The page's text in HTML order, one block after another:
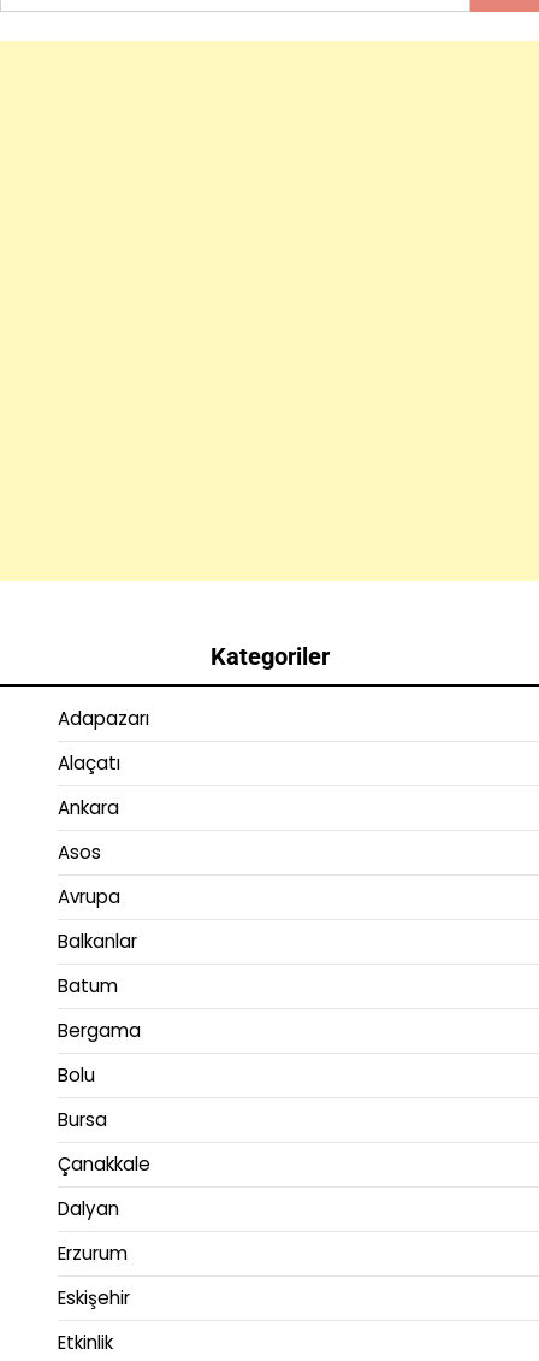
Kategoriler
Adapazarı
Alaçatı
Ankara
Asos
Avrupa
Balkanlar
Batum
Bergama
Bolu
Bursa
Çanakkale
Dalyan
Erzurum
Eskişehir
Etkinlik